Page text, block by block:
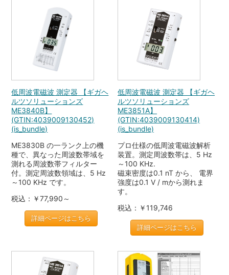
低周波電磁波 測定器 【ギガヘ
ルツソリューションズ
ME3840B】
(GTIN:4039009130452)
(is_bundle)
ME3830B の一ランク上の機
種で、異なった周波数帯域を
測れる周波数帯フィルター
付。測定周波数領域は、5 Hz
～100 KHz です。
税込：￥77,990～
詳細ページはこちら
低周波電磁波 測定器 【ギガヘ
ルツソリューションズ
ME3851A】
(GTIN:4039009130414)
(is_bundle)
プロ仕様の低周波電磁波解析
装置。測定周波数帯は、5 Hz
～100 KHz.
磁束密度は0.1 nT から、 電界
強度は0.1 V / mから測れま
す。
税込：￥119,746
詳細ページはこちら